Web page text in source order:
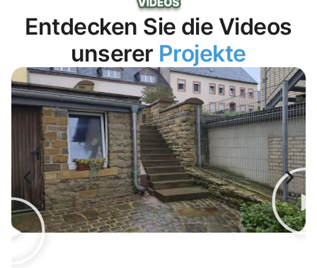
Entdecken Sie die Videos
unserer Projekte